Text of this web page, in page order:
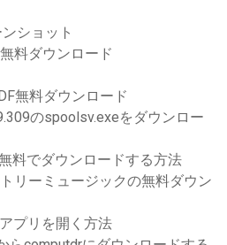
ショット
料ダウンロード
無料ダウンロード
のspoolsv.exeをダウンロー
料でダウンロードする方法
リーミュージックの無料ダウン
プリを開く方法